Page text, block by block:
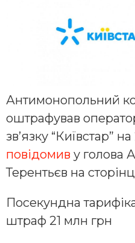
Антимонопольний
оштрафував
зв’язку “Київстар”
повідомив у голова
Терентьєв на
Посекундна
штраф 21 млн грн